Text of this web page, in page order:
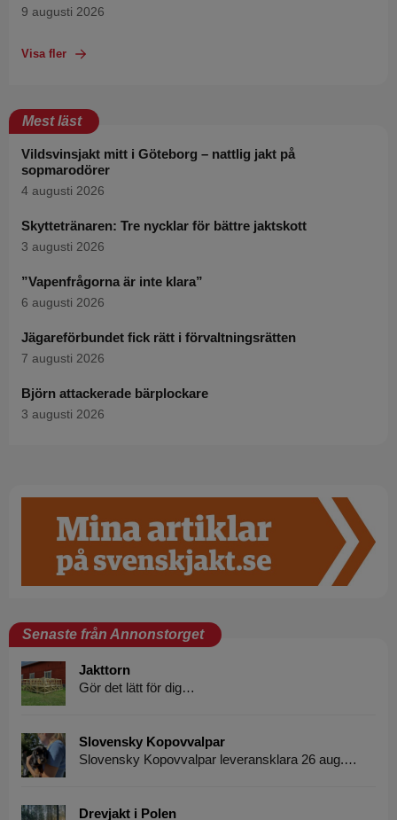
9 augusti 2026
Visa fler
Mest läst
Vildsvinsjakt mitt i Göteborg – nattlig jakt på
sopmarodörer
4 augusti 2026
Skyttetränaren: Tre nycklar för bättre jaktskott
3 augusti 2026
”Vapenfrågorna är inte klara”
6 augusti 2026
Jägareförbundet fick rätt i förvaltningsrätten
7 augusti 2026
Björn attackerade bärplockare
3 augusti 2026
Senaste från Annonstorget
Jakttorn
Gör det lätt för dig…
Slovensky Kopovvalpar
Slovensky Kopovvalpar leveransklara 26 aug.…
Drevjakt i Polen